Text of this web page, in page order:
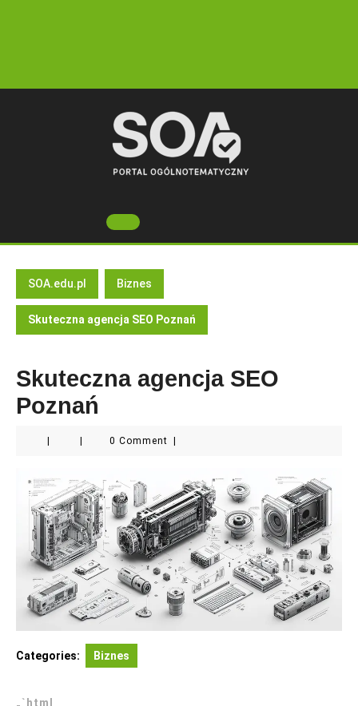
Open
Button
SOA.edu.pl Biznes
Skuteczna agencja SEO Poznań
Skuteczna agencja SEO
Poznań
0 Comment
Categories: Biznes
„`html